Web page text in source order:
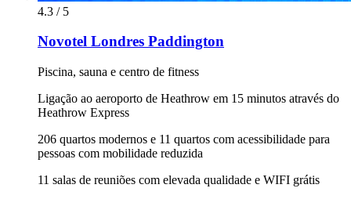
4.3 / 5
Novotel Londres Paddington
Piscina, sauna e centro de fitness
Ligação ao aeroporto de Heathrow em 15 minutos através do
Heathrow Express
206 quartos modernos e 11 quartos com acessibilidade para
pessoas com mobilidade reduzida
11 salas de reuniões com elevada qualidade e WIFI grátis